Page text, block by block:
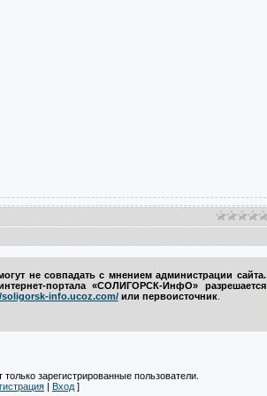
не совпадать с мнением администрации сайта.
портала «СОЛИГОРСК-ИнфО» разрешается
soligorsk-info.ucoz.com/или первоисточник.
зарегистрированные пользователи.
Вход ]